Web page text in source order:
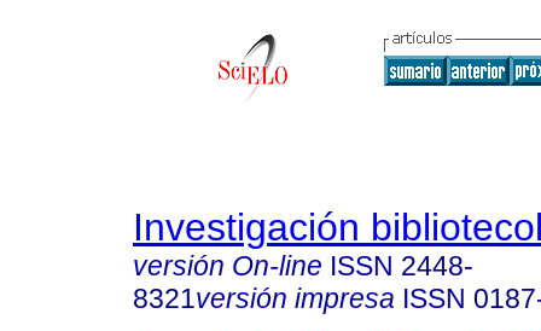
Investigación
versión On-line ISSN 2448-
8321versión impresa ISSN